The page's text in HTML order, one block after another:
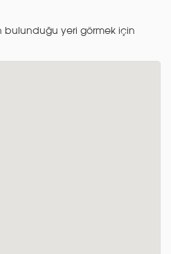
bulunduğu yeri görmek için